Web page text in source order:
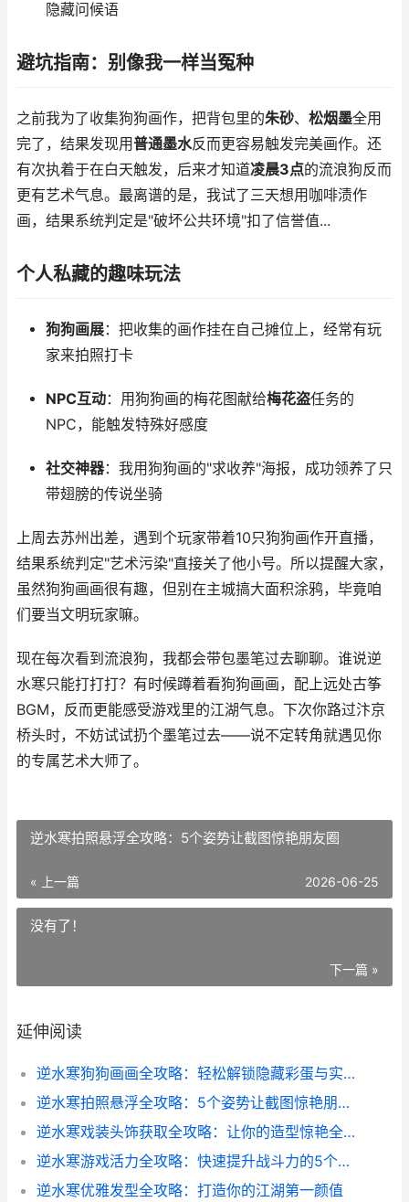
隐藏问候语
避坑指南：别像我一样当冤种
之前我为了收集狗狗画作，把背包里的朱砂、 松烟墨全用
完了，结果发现用普通墨水反而更容易触发完美画作。还
有次执着于在白天触发，后来才知道凌晨3点的流浪狗反而
更有艺术气息。最离谱的是，我试了三天想用咖啡渍作
画，结果系统判定是"破坏公共环境"扣了信誉值...
个人私藏的趣味玩法
狗狗画展：把收集的画作挂在自己摊位上，经常有玩
家来拍照打卡
NPC互动：用狗狗画的梅花图献给梅花盗任务的
NPC，能触发特殊好感度
社交神器：我用狗狗画的"求收养"海报，成功领养了只
带翅膀的传说坐骑
上周去苏州出差，遇到个玩家带着10只狗狗画作开直播，
结果系统判定"艺术污染"直接关了他小号。所以提醒大家，
虽然狗狗画画很有趣，但别在主城搞大面积涂鸦，毕竟咱
们要当文明玩家嘛。
现在每次看到流浪狗，我都会带包墨笔过去聊聊。谁说逆
水寒只能打打打？有时候蹲着看狗狗画画，配上远处古筝
BGM，反而更能感受游戏里的江湖气息。下次你路过汴京
桥头时，不妨试试扔个墨笔过去——说不定转角就遇见你
的专属艺术大师了。
逆水寒拍照悬浮全攻略：5个姿势让截图惊艳朋友圈
« 上一篇 2026-06-25
没有了！
下一篇 »
延伸阅读
逆水寒狗狗画画全攻略：轻松解锁隐藏彩蛋与实用技巧
逆水寒拍照悬浮全攻略：5个姿势让截图惊艳朋友圈
逆水寒戏装头饰获取全攻略：让你的造型惊艳全场
逆水寒游戏活力全攻略：快速提升战斗力的5个技巧
逆水寒优雅发型全攻略：打造你的江湖第一颜值